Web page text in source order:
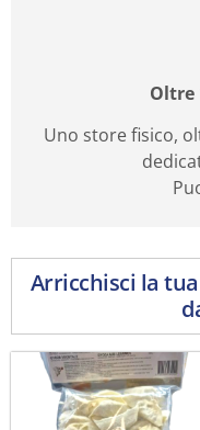
Oltre
Uno store fisico,
Arricchisci la